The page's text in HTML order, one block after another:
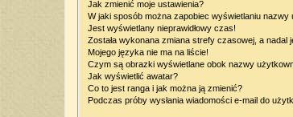
Jak zmienić moje ustawienia?
W jaki sposób można zapobiec wyświetlaniu
Jest wyświetlany nieprawidłowy czas!
Została wykonana zmiana strefy czasowej, a nadal
Mojego języka nie ma na liście!
Czym są obrazki wyświetlane obok nazwy
Jak wyświetlić awatar?
Co to jest ranga i jak można ją zmienić?
Podczas próby wysłania wiadomości e-mail do